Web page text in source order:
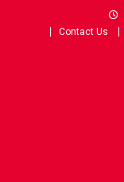
Contact Us